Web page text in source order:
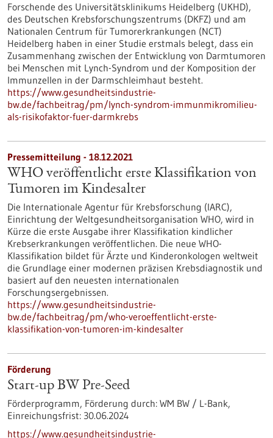
Forschende des Universitätsklinikums Heidelberg (UKHD),
des Deutschen Krebsforschungszentrums (DKFZ) und am
Nationalen Centrum für Tumorerkrankungen (NCT)
Heidelberg haben in einer Studie erstmals belegt, dass ein
Zusammenhang zwischen der Entwicklung von Darmtumoren
bei Menschen mit Lynch-Syndrom und der Komposition der
Immunzellen in der Darmschleimhaut besteht.
https://www.gesundheitsindustrie-
bw.de/fachbeitrag/pm/lynch-syndrom-immunmikromilieu-
als-risikofaktor-fuer-darmkrebs
Pressemitteilung - 18.12.2021
WHO veröffentlicht erste Klassifikation von
Tumoren im Kindesalter
Die Internationale Agentur für Krebsforschung (IARC),
Einrichtung der Weltgesundheitsorganisation WHO, wird in
Kürze die erste Ausgabe ihrer Klassifikation kindlicher
Krebserkrankungen veröffentlichen. Die neue WHO-
Klassifikation bildet für Ärzte und Kinderonkologen weltweit
die Grundlage einer modernen präzisen Krebsdiagnostik und
basiert auf den neuesten internationalen
Forschungsergebnissen.
https://www.gesundheitsindustrie-
bw.de/fachbeitrag/pm/who-veroeffentlicht-erste-
klassifikation-von-tumoren-im-kindesalter
Förderung
Start-up BW Pre-Seed
Förderprogramm, Förderung durch: WM BW / L-Bank,
Einreichungsfrist: 30.06.2024
https://www.gesundheitsindustrie-